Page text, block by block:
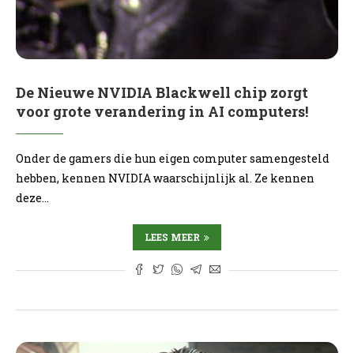
De Nieuwe NVIDIA Blackwell chip zorgt
voor grote verandering in AI computers!
Onder de gamers die hun eigen computer samengesteld
hebben, kennen NVIDIA waarschijnlijk al. Ze kennen
deze…
LEES MEER